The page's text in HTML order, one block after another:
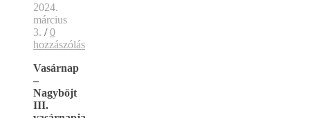
2024.
március
3. / 0
hozzászólás
Vasárnap
–
Nagyböjt
III.